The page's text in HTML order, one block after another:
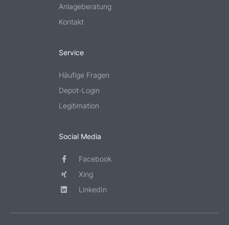
Anlageberatung
Kontakt
Service
Häufige Fragen
Depot-Login
Legitimation
Social Media
Facebook
Xing
LinkedIn